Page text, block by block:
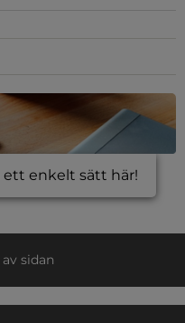
enkelt sätt här!
sidan